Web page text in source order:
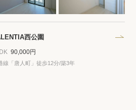
クッキーポリシー
サイトマップ
西公園
90,000円
線「唐人町」徒歩12分/築3年